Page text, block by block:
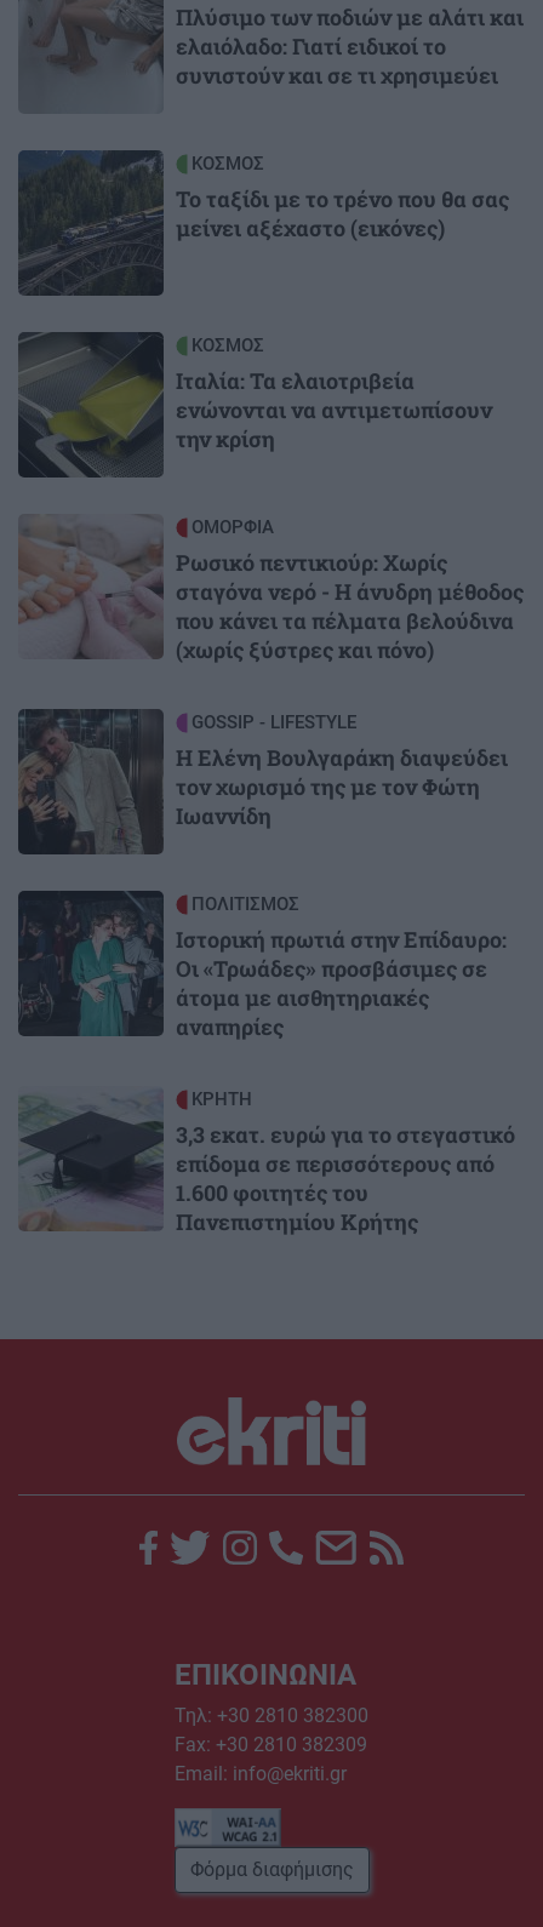
Πλύσιμο των ποδιών με αλάτι και
ελαιόλαδο: Γιατί ειδικοί το
συνιστούν και σε τι χρησιμεύει
Image ΚΟΣΜΟΣ
Το ταξίδι με το τρένο που θα σας
μείνει αξέχαστο (εικόνες)
Image ΚΟΣΜΟΣ
Ιταλία: Τα ελαιοτριβεία
ενώνονται να αντιμετωπίσουν
την κρίση
ΟΜΟΡΦΙΑ
Ρωσικό πεντικιούρ: Χωρίς
σταγόνα νερό - Η άνυδρη μέθοδος
που κάνει τα πέλματα βελούδινα
(χωρίς ξύστρες και πόνο)
Image GOSSIP - LIFESTYLE
Η Ελένη Βουλγαράκη διαψεύδει
τον χωρισμό της με τον Φώτη
Ιωαννίδη
Image ΠΟΛΙΤΙΣΜΟΣ
Ιστορική πρωτιά στην Επίδαυρο:
Οι «Τρωάδες» προσβάσιμες σε
άτομα με αισθητηριακές
αναπηρίες
Image ΚΡΗΤΗ
3,3 εκατ. ευρώ για το στεγαστικό
επίδομα σε περισσότερους από
1.600 φοιτητές του
Πανεπιστημίου Κρήτης
ΕΠΙΚΟΙΝΩΝΙΑ
Τηλ: +30 2810 382300
Fax: +30 2810 382309
Email: info@ekriti.gr
Φόρμα διαφήμισης